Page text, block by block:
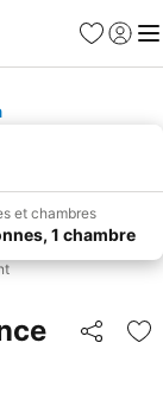
Favoris
Se
et chambres
1 chambre
Partager